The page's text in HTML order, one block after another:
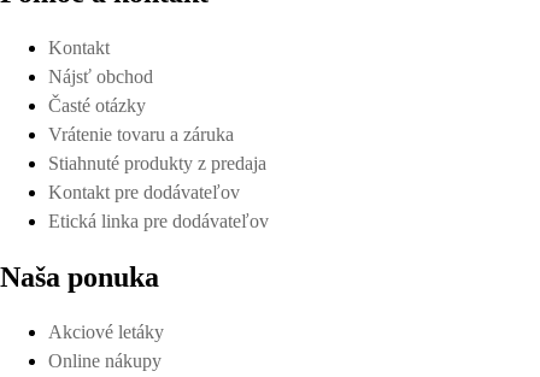
Kontakt
Nájsť obchod
Časté otázky
Vrátenie tovaru a záruka
Stiahnuté produkty z predaja
Kontakt pre dodávateľov
Etická linka pre dodávateľov
Naša ponuka
Akciové letáky
Online nákupy